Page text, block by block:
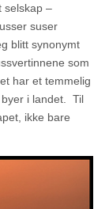
selskap –
suser
blitt synonymt
som
har et temmelig
i landet. Til
ikke bare